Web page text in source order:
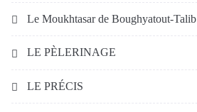
Le Moukhtasar de Boughyatout-Talib
LE PÈLERINAGE
LE PRÉCIS